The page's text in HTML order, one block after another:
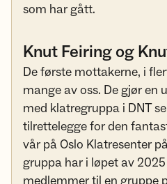
som har gått.
Knut Feiring og
De første mottakerne, i
mange av oss. De gjør en
med klatregruppa i DNT
tilrettelegge for den
vår på Oslo Klatresenter
gruppa har i løpet av
medlemmer til en gruppe